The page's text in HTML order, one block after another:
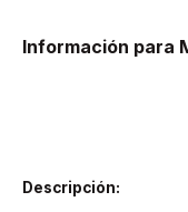
Información para
Descripción: